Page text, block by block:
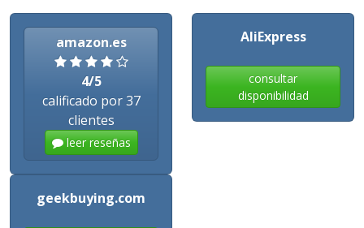
amazon.es
4/5
calificado por 37
clientes
leer reseñas
AliExpress
consultar
disponibilidad
geekbuying.com